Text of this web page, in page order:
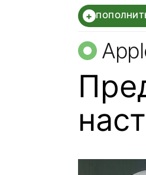
+ ПОПОЛНИТЬ